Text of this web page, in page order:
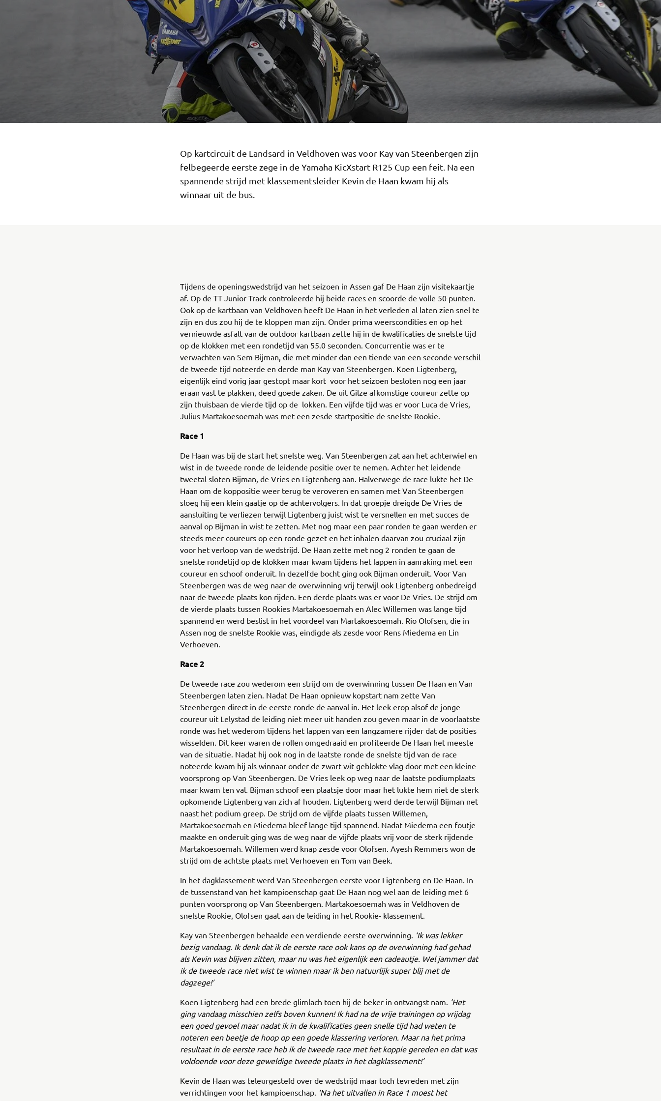
Op kartcircuit de Landsard in Veldhoven was voor Kay van Steenbergen zijn
felbegeerde eerste zege in de Yamaha KicXstart R125 Cup een feit. Na een
spannende strijd met klassementsleider Kevin de Haan kwam hij als
winnaar uit de bus.
Tijdens de openingswedstrijd van het seizoen in Assen gaf De Haan zijn visitekaartje
af. Op de TT Junior Track controleerde hij beide races en scoorde de volle 50 punten.
Ook op de kartbaan van Veldhoven heeft De Haan in het verleden al laten zien snel te
zijn en dus zou hij de te kloppen man zijn. Onder prima weerscondities en op het
vernieuwde asfalt van de outdoor kartbaan zette hij in de kwalificaties de snelste tijd
op de klokken met een rondetijd van 55.0 seconden. Concurrentie was er te
verwachten van Sem Bijman, die met minder dan een tiende van een seconde verschil
de tweede tijd noteerde en derde man Kay van Steenbergen. Koen Ligtenberg,
eigenlijk eind vorig jaar gestopt maar kort voor het seizoen besloten nog een jaar
eraan vast te plakken, deed goede zaken. De uit Gilze afkomstige coureur zette op
zijn thuisbaan de vierde tijd op de lokken. Een vijfde tijd was er voor Luca de Vries,
Julius Martakoesoemah was met een zesde startpositie de snelste Rookie.
Race 1
De Haan was bij de start het snelste weg. Van Steenbergen zat aan het achterwiel en
wist in de tweede ronde de leidende positie over te nemen. Achter het leidende
tweetal sloten Bijman, de Vries en Ligtenberg aan. Halverwege de race lukte het De
Haan om de koppositie weer terug te veroveren en samen met Van Steenbergen
sloeg hij een klein gaatje op de achtervolgers. In dat groepje dreigde De Vries de
aansluiting te verliezen terwijl Ligtenberg juist wist te versnellen en met succes de
aanval op Bijman in wist te zetten. Met nog maar een paar ronden te gaan werden er
steeds meer coureurs op een ronde gezet en het inhalen daarvan zou cruciaal zijn
voor het verloop van de wedstrijd. De Haan zette met nog 2 ronden te gaan de
snelste rondetijd op de klokken maar kwam tijdens het lappen in aanraking met een
coureur en schoof onderuit. In dezelfde bocht ging ook Bijman onderuit. Voor Van
Steenbergen was de weg naar de overwinning vrij terwijl ook Ligtenberg onbedreigd
naar de tweede plaats kon rijden. Een derde plaats was er voor De Vries. De strijd om
de vierde plaats tussen Rookies Martakoesoemah en Alec Willemen was lange tijd
spannend en werd beslist in het voordeel van Martakoesoemah. Rio Olofsen, die in
Assen nog de snelste Rookie was, eindigde als zesde voor Rens Miedema en Lin
Verhoeven.
Race 2
De tweede race zou wederom een strijd om de overwinning tussen De Haan en Van
Steenbergen laten zien. Nadat De Haan opnieuw kopstart nam zette Van
Steenbergen direct in de eerste ronde de aanval in. Het leek erop alsof de jonge
coureur uit Lelystad de leiding niet meer uit handen zou geven maar in de voorlaatste
ronde was het wederom tijdens het lappen van een langzamere rijder dat de posities
wisselden. Dit keer waren de rollen omgedraaid en profiteerde De Haan het meeste
van de situatie. Nadat hij ook nog in de laatste ronde de snelste tijd van de race
noteerde kwam hij als winnaar onder de zwart-wit geblokte vlag door met een kleine
voorsprong op Van Steenbergen. De Vries leek op weg naar de laatste podiumplaats
maar kwam ten val. Bijman schoof een plaatsje door maar het lukte hem niet de sterk
opkomende Ligtenberg van zich af houden. Ligtenberg werd derde terwijl Bijman net
naast het podium greep. De strijd om de vijfde plaats tussen Willemen,
Martakoesoemah en Miedema bleef lange tijd spannend. Nadat Miedema een foutje
maakte en onderuit ging was de weg naar de vijfde plaats vrij voor de sterk rijdende
Martakoesoemah. Willemen werd knap zesde voor Olofsen. Ayesh Remmers won de
strijd om de achtste plaats met Verhoeven en Tom van Beek.
In het dagklassement werd Van Steenbergen eerste voor Ligtenberg en De Haan. In
de tussenstand van het kampioenschap gaat De Haan nog wel aan de leiding met 6
punten voorsprong op Van Steenbergen. Martakoesoemah was in Veldhoven de
snelste Rookie, Olofsen gaat aan de leiding in het Rookie- klassement.
Kay van Steenbergen behaalde een verdiende eerste overwinning. ‘Ik was lekker
bezig vandaag. Ik denk dat ik de eerste race ook kans op de overwinning had gehad
als Kevin was blijven zitten, maar nu was het eigenlijk een cadeautje. Wel jammer dat
ik de tweede race niet wist te winnen maar ik ben natuurlijk super blij met de
dagzege!’
Koen Ligtenberg had een brede glimlach toen hij de beker in ontvangst nam. ‘Het
ging vandaag misschien zelfs boven kunnen! Ik had na de vrije trainingen op vrijdag
een goed gevoel maar nadat ik in de kwalificaties geen snelle tijd had weten te
noteren een beetje de hoop op een goede klassering verloren. Maar na het prima
resultaat in de eerste race heb ik de tweede race met het koppie gereden en dat was
voldoende voor deze geweldige tweede plaats in het dagklassement!’
Kevin de Haan was teleurgesteld over de wedstrijd maar toch tevreden met zijn
verrichtingen voor het kampioenschap. ‘Na het uitvallen in Race 1 moest het